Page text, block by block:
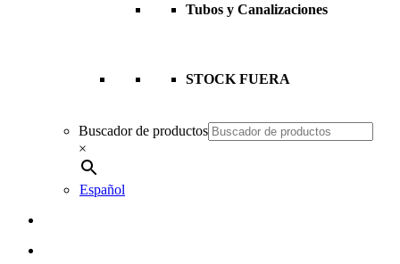
Tubos y Canalizaciones
STOCK FUERA
Buscador de productos
×
Español